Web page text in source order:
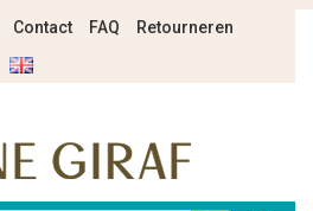
Contact FAQ
Retourneren